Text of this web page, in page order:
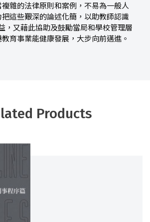
雜的法律原則和案例，不易為一般人
這些艱深的論述化簡，以助教師認識
，又藉此協助及鼓勵當局和學校管理層
育事業能健康發展，大步向前邁進。
Products